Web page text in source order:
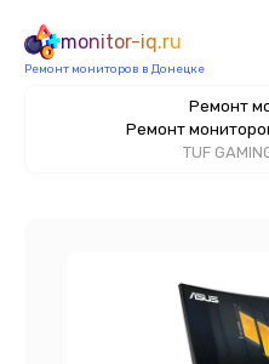
monitor-iq.ru
Ремонт мониторов в Донецке
Ремонт
Ремонт
TUF